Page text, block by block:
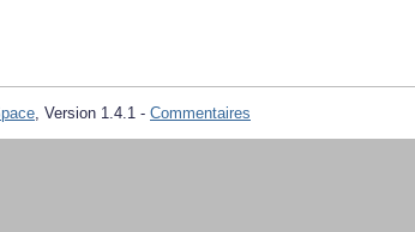
, Version 1.4.1 - Commentaires